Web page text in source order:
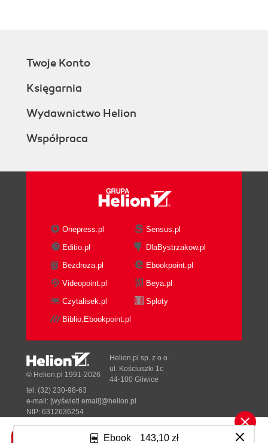
Ebook 143,10 zł
Twoje Konto
Księgarnia
Wydawnictwo Helion
Współpraca
Onepress.pl
Sensus.pl
Editio.pl
DlaBystrzakow.pl
Bezdroza.pl
Ebookpoint.pl
Videopoint.pl
Beya.pl
Czytalisek.pl
Sploty
Biblio.Ebookpoint.pl
Tonik.pl
© Helion.pl 1991-2026
Helion.pl sp. z o.o.
ul. Kościuszki 1c
44-100 Gliwice
tel. (32) 230-98-63
e-mail: [wyświetl email]@helion.pl
NIP: 6312636254